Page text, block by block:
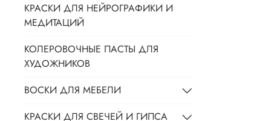
КРАСКИ ДЛЯ НЕЙРОГРАФИКИ И
МЕДИТАЦИЙ
КОЛЕРОВОЧНЫЕ ПАСТЫ ДЛЯ
ХУДОЖНИКОВ
ВОСКИ ДЛЯ МЕБЕЛИ
КРАСКИ ДЛЯ СВЕЧЕЙ И ГИПСА